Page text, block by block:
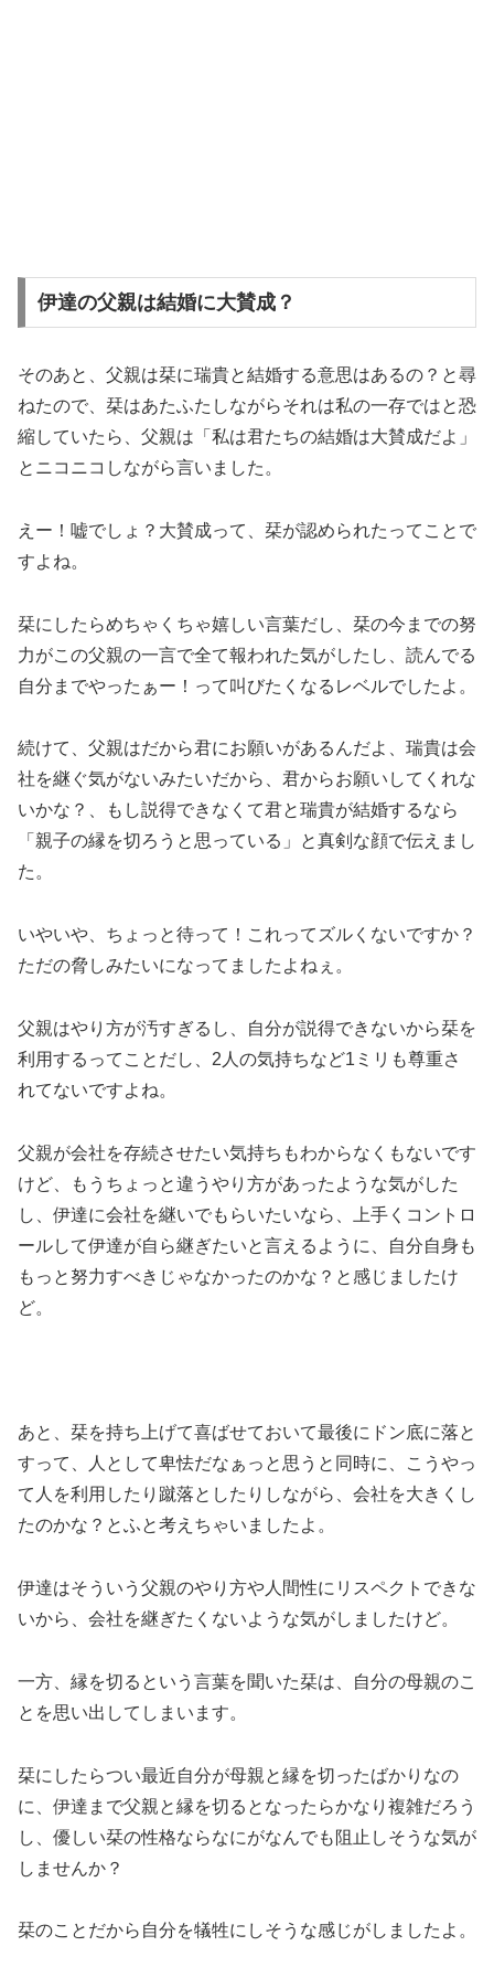
伊達の父親は結婚に大賛成？
そのあと、父親は栞に瑞貴と結婚する意思はあるの？と尋
ねたので、栞はあたふたしながらそれは私の一存ではと恐
縮していたら、父親は「私は君たちの結婚は大賛成だよ」
とニコニコしながら言いました。
えー！嘘でしょ？大賛成って、栞が認められたってことで
すよね。
栞にしたらめちゃくちゃ嬉しい言葉だし、栞の今までの努
力がこの父親の一言で全て報われた気がしたし、読んでる
自分までやったぁー！って叫びたくなるレベルでしたよ。
続けて、父親はだから君にお願いがあるんだよ、瑞貴は会
社を継ぐ気がないみたいだから、君からお願いしてくれな
いかな？、もし説得できなくて君と瑞貴が結婚するなら
「親子の縁を切ろうと思っている」と真剣な顔で伝えまし
た。
いやいや、ちょっと待って！これってズルくないですか？
ただの脅しみたいになってましたよねぇ。
父親はやり方が汚すぎるし、自分が説得できないから栞を
利用するってことだし、2人の気持ちなど1ミリも尊重さ
れてないですよね。
父親が会社を存続させたい気持ちもわからなくもないです
けど、もうちょっと違うやり方があったような気がした
し、伊達に会社を継いでもらいたいなら、上手くコントロ
ールして伊達が自ら継ぎたいと言えるように、自分自身も
もっと努力すべきじゃなかったのかな？と感じましたけ
ど。
あと、栞を持ち上げて喜ばせておいて最後にドン底に落と
すって、人として卑怯だなぁっと思うと同時に、こうやっ
て人を利用したり蹴落としたりしながら、会社を大きくし
たのかな？とふと考えちゃいましたよ。
伊達はそういう父親のやり方や人間性にリスペクトできな
いから、会社を継ぎたくないような気がしましたけど。
一方、縁を切るという言葉を聞いた栞は、自分の母親のこ
とを思い出してしまいます。
栞にしたらつい最近自分が母親と縁を切ったばかりなの
に、伊達まで父親と縁を切るとなったらかなり複雑だろう
し、優しい栞の性格ならなにがなんでも阻止しそうな気が
しませんか？
栞のことだから自分を犠牲にしそうな感じがしましたよ。